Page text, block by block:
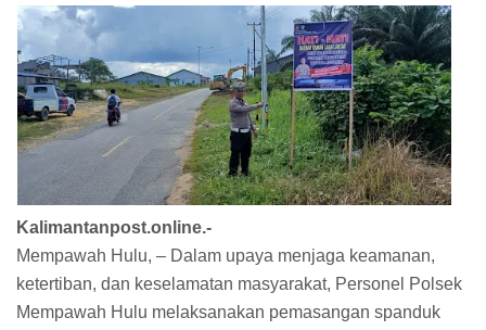
Kalimantanpost.online.-
Mempawah Hulu, – Dalam upaya menjaga keamanan,
ketertiban, dan keselamatan masyarakat, Personel Polsek
Mempawah Hulu melaksanakan pemasangan spanduk